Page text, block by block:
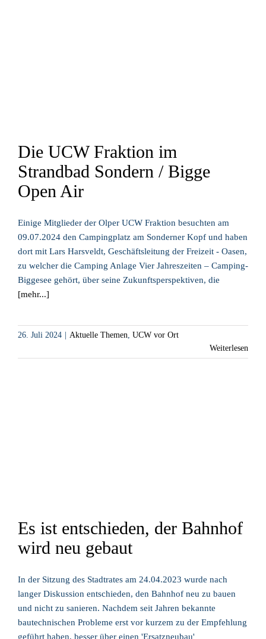
Die UCW Fraktion im
Strandbad Sondern / Bigge
Open Air
Einige Mitglieder der Olper UCW Fraktion besuchten am
09.07.2024 den Campingplatz am Sonderner Kopf und haben
dort mit Lars Harsveldt, Geschäftsleitung der Freizeit - Oasen,
zu welcher die Camping Anlage Vier Jahreszeiten – Camping-
Biggesee gehört, über seine Zukunftsperspektiven, die
[mehr...]
26. Juli 2024 Aktuelle Themen, UCW vor Ort
Weiterlesen
Es ist entschieden, der Bahnhof
wird neu gebaut
In der Sitzung des Stadtrates am 24.04.2023 wurde nach
langer Diskussion entschieden, den Bahnhof neu zu bauen
und nicht zu sanieren. Nachdem seit Jahren bekannte
bautechnischen Probleme erst vor kurzem zu der Empfehlung
geführt haben, besser über einen 'Ersatzneubau'